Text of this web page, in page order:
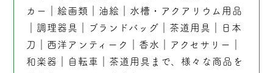
カー
絵画類 油絵
水槽・アクアリウム用品
調理器具 ブランドバッグ ｜茶道用具｜
日本
刀
西洋アンティーク 香水 アクセサリー
和楽器
自転車 茶道用具 まで、様々な商品を